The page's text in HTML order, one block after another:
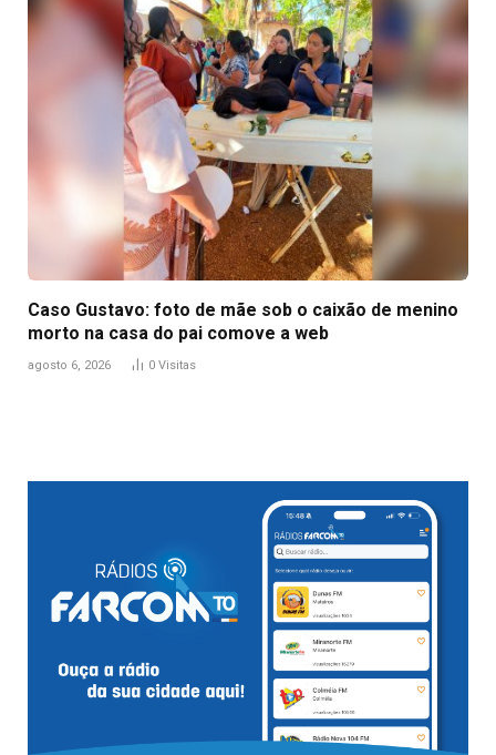
Caso Gustavo: foto de mãe sob o caixão de menino
morto na casa do pai comove a web
agosto 6, 2026 0 Visitas